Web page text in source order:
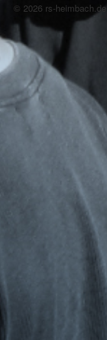
© 2026 rs-heimbach.de